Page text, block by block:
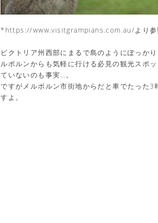
*https://www.visitgrampians.com.au/より参
ビクトリア州西部にまるで島のようにぽっか
ルボルンからも気軽に行ける必見の観光スポ
ていないのも事実…。
ですがメルボルン市街地からだと車でたった
すよ。